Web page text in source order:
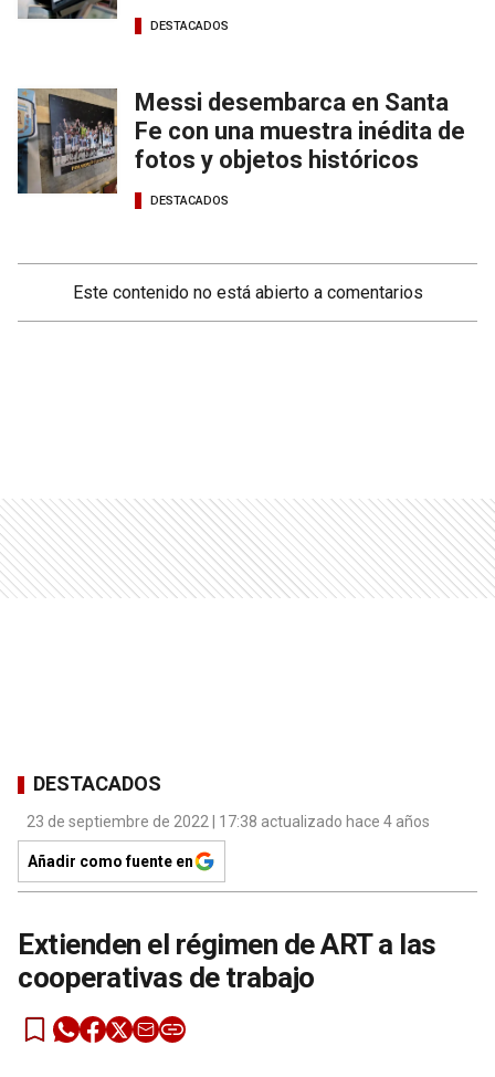
DESTACADOS
Messi desembarca en Santa
Fe con una muestra inédita de
fotos y objetos históricos
DESTACADOS
Este contenido no está abierto a comentarios
DESTACADOS
23 de septiembre de 2022 | 17:38 actualizado hace 4 años
Añadir como fuente en
Extienden el régimen de ART a las
cooperativas de trabajo